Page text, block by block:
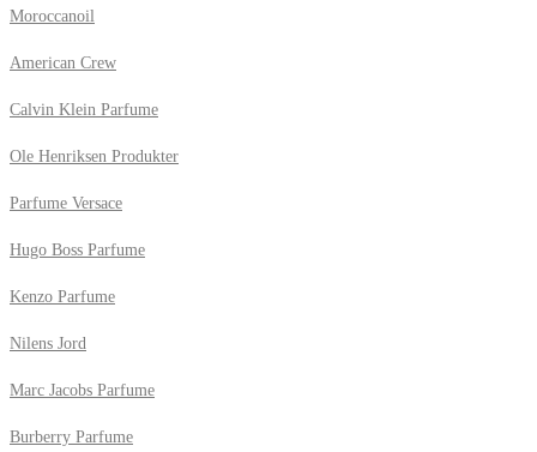
Moroccanoil
American Crew
Calvin Klein Parfume
Ole Henriksen Produkter
Parfume Versace
Hugo Boss Parfume
Kenzo Parfume
Nilens Jord
Marc Jacobs Parfume
Burberry Parfume